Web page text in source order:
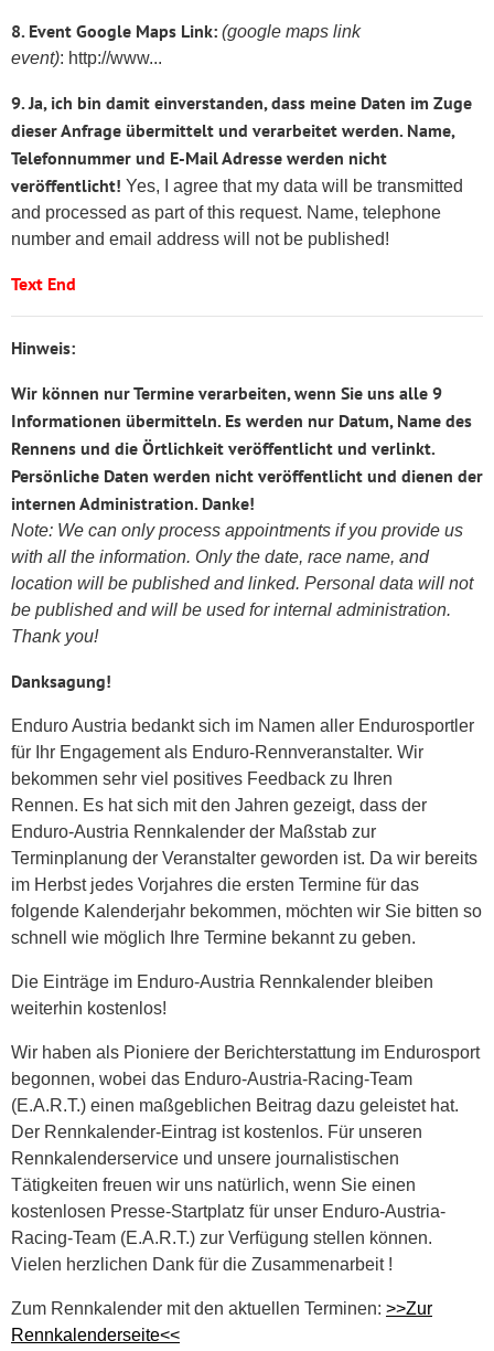
8. Event Google Maps Link: (google maps link
event): http://www...
9. Ja, ich bin damit einverstanden, dass meine Daten im Zuge
dieser Anfrage übermittelt und verarbeitet werden. Name,
Telefonnummer und E-Mail Adresse werden nicht
veröffentlicht! Yes, I agree that my data will be transmitted
and processed as part of this request. Name, telephone
number and email address will not be published!
Text End
Hinweis:
Wir können nur Termine verarbeiten, wenn Sie uns alle 9
Informationen übermitteln. Es werden nur Datum, Name des
Rennens und die Örtlichkeit veröffentlicht und verlinkt.
Persönliche Daten werden nicht veröffentlicht und dienen der
internen Administration. Danke!
Note: We can only process appointments if you provide us
with all the information. Only the date, race name, and
location will be published and linked. Personal data will not
be published and will be used for internal administration.
Thank you!
Danksagung!
Enduro Austria bedankt sich im Namen aller Endurosportler
für Ihr Engagement als Enduro-Rennveranstalter. Wir
bekommen sehr viel positives Feedback zu Ihren
Rennen. Es hat sich mit den Jahren gezeigt, dass der
Enduro-Austria Rennkalender der Maßstab zur
Terminplanung der Veranstalter geworden ist. Da wir bereits
im Herbst jedes Vorjahres die ersten Termine für das
folgende Kalenderjahr bekommen, möchten wir Sie bitten so
schnell wie möglich Ihre Termine bekannt zu geben.
Die Einträge im Enduro-Austria Rennkalender bleiben
weiterhin kostenlos!
Wir haben als Pioniere der Berichterstattung im Endurosport
begonnen, wobei das Enduro-Austria-Racing-Team
(E.A.R.T.) einen maßgeblichen Beitrag dazu geleistet hat.
Der Rennkalender-Eintrag ist kostenlos. Für unseren
Rennkalenderservice und unsere journalistischen
Tätigkeiten freuen wir uns natürlich, wenn Sie einen
kostenlosen Presse-Startplatz für unser Enduro-Austria-
Racing-Team (E.A.R.T.) zur Verfügung stellen können.
Vielen herzlichen Dank für die Zusammenarbeit !
Zum Rennkalender mit den aktuellen Terminen: >>Zur
Rennkalenderseite<<